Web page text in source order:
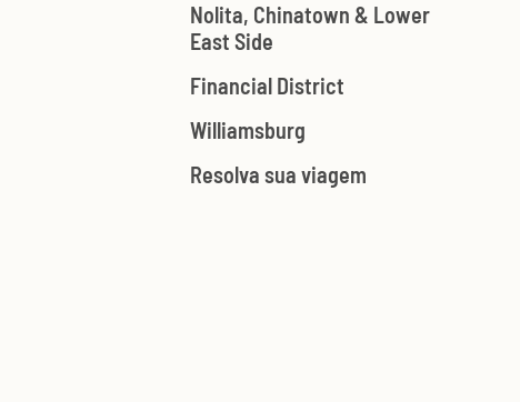
Nolita, Chinatown & Lower
East Side
Financial District
Williamsburg
Resolva sua viagem